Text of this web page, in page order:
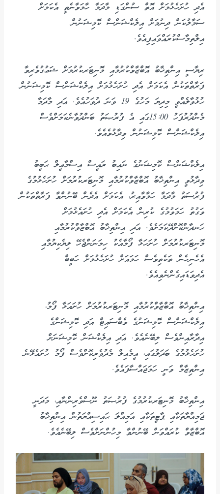
އެދި ހުށަހެޅުމަށް އޮތް ސުންގަޑި މާދަމާ ހާމަވާނެތީ އެކަމަށް
ސަމާލުކަން ދިނުމަށް އިލެކްޝަންސް ކޮމިޝަނުން
އިލްތިމާސްކުރައްވައިފިއެވެ.
ރިޔާސީ އިންތިޚާބު އޮބްޒާވްކުރުމާއި މޮނިޓަރކުރުމަށް ޝަޢުގުވެރިވާ
ފަރާތްތަކުން އެކަމަށް އެދި ހުށަހެޅުމަށް އިލެކްޝަންސް ކޮމިޝަނުން
ހުޅުވާލެއްވީ މިދިޔަ މަހުގެ 19 ވަނަ ދުވަހުއެވެ. އަދި މާދަމާ
މެންދުރުފަހު 15:00ގައި އެ ފުރުޞަތު ބަންދުވާނެކަމަށްވެސް
އިލެކްޝަންސް ކޮމިޝަނުން ވިދާޅުވެއެވެ.
އިލެކްޝަންސް ކޮމިޝަނުގެ ނައިބު ރައީސް އިސްމާޢީލް ޙަބީބު
ވިދާޅުވީ އިންތިޚާބު އޮބްޒާވްކުރުމާއި މޮނިޓަރކުރުމަށް ހުށަހެޅުމުގެ
ފުރުސަތު މާދަމާ ހަމާވާއިރު، އެކަމަށް އެދެން ބޭނުންވާ ފަރާތްތަކުން
ވަގުތު ހަމަވުމުގެ ކުރިން އެކަމަށް އެދި ހުށައެޅުމަށް
ހަނދާންކޮށްދޭކަމަށެވެ. އަދި އިންތިޚާބު އޮބްޒާވްކުރުމާއި
މޮނިޓަރކުރުމަށް ހުށަހަޅާ ފޯމާއެކު ހިމަނަންޖެހޭ ލިޔެކިޔުމާއި
އެހެނިހެން ތަކެތިވެސް ހަމައަށް ހުށަހެޅުމަށް ހަބީބް
އެދިވަޑައިގެންނެވިއެވެ.
އިންތިޚާބު އޮބްޒާވްކުރުމާއި މޮނިޓަރކުރުމަށް ހުށައަޅާ ފޯމު،
އިލެކްޝަންސް ކޮމިޝަނުގެ ވެބްސައިޓް އަދި ކޮމިޝަންގެ
އިދާރާއިންވެސް ލިބޭނެއެވެ. އަދި އިލެކްޝަން ކޮމިޝަނަށް
ހުށަހެޅުމުގެ ބަދަލުގައި، އީމެއިލް މެދުވެރިކޮށްވެސް ފޯމު ހުށައެޅޭނެ
އިންތިޒާމް ވަނީ ހަމަޖައްސާފައެވެ.
އިންތިޚާބު މޮނިޓަރކުރުމުގެ ފުރުޞަތު ނޫސްވެރިންނާއި، މަދަނީ
ޖަމިއްޔާތަކާއި ޕާޓީތަކާއި އަމިއްލަ ޙައިސިއްޔަތުން އިންތިޚާބު
އޮބްޒާވް ކުރައްވަން ބޭނުންވާ މިހުންނަށްވެސް ލިބޭނެއެވެ.